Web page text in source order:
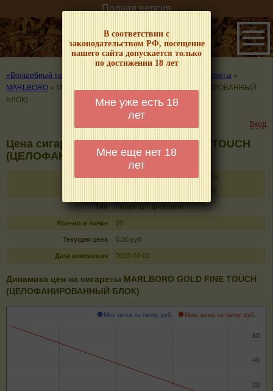
В соответствии с
законодательством РФ, посещение
нашего сайта допускается только
по достижении 18 лет
Мне уже есть 18
лет
Мне еще нет 18
лет
Полная версия
«Волшебный табачок» – о табаке и курении Цены на сигареты »
MARLBORO » MARLBORO GOLD FINE TOUCH (ЦЕЛОФАНИРОВАННЫЙ
БЛОК)
Вход
Цена сигарет MARLBORO GOLD FINE TOUCH
(ЦЕЛОФАНИРОВАННЫЙ БЛОК)
Название
MARLBORO GOLD FINE TOUCH
(ЦЕЛОФАНИРОВАННЫЙ БЛОК)
Тип сигареты с фильтром
Кол-во в пачке 20
Текущая цена 0.00 руб
Дата изменения 2013-02-01
Динамика цен на сигареты MARLBORO GOLD FINE TOUCH
(ЦЕЛОФАНИРОВАННЫЙ БЛОК)
Мин цена за пачку, руб. Макс цена за пачку, руб.
20
20
40
40
60
60